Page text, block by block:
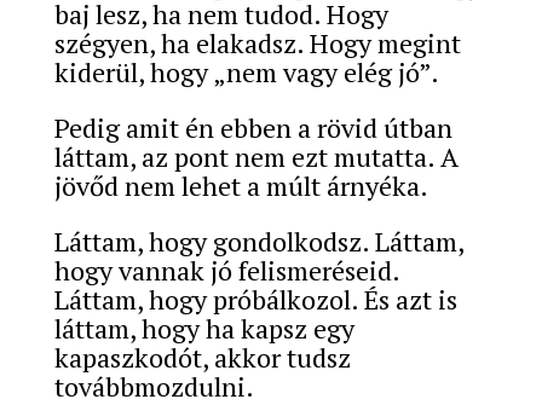
baj lesz, ha nem tudod. Hogy
szégyen, ha elakadsz. Hogy megint
kiderül, hogy „nem vagy elég jó”.
Pedig amit én ebben a rövid útban
láttam, az pont nem ezt mutatta. A
jövőd nem lehet a múlt árnyéka.
Láttam, hogy gondolkodsz. Láttam,
hogy vannak jó felismeréseid.
Láttam, hogy próbálkozol. És azt is
láttam, hogy ha kapsz egy
kapaszkodót, akkor tudsz
továbbmozdulni.